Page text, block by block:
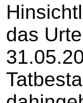
das